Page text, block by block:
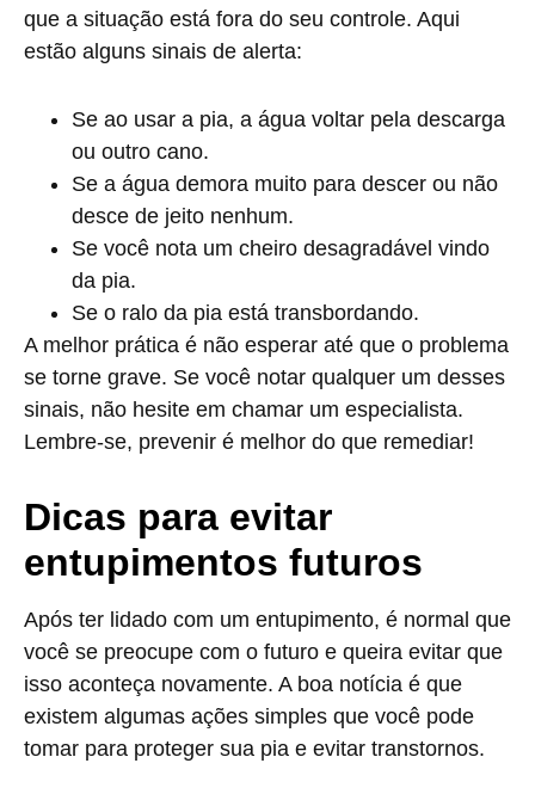
que a situação está fora do seu controle. Aqui
estão alguns sinais de alerta:
Se ao usar a pia, a água voltar pela descarga
ou outro cano.
Se a água demora muito para descer ou não
desce de jeito nenhum.
Se você nota um cheiro desagradável vindo
da pia.
Se o ralo da pia está transbordando.
A melhor prática é não esperar até que o problema
se torne grave. Se você notar qualquer um desses
sinais, não hesite em chamar um especialista.
Lembre-se, prevenir é melhor do que remediar!
Dicas para evitar
entupimentos futuros
Após ter lidado com um entupimento, é normal que
você se preocupe com o futuro e queira evitar que
isso aconteça novamente. A boa notícia é que
existem algumas ações simples que você pode
tomar para proteger sua pia e evitar transtornos.